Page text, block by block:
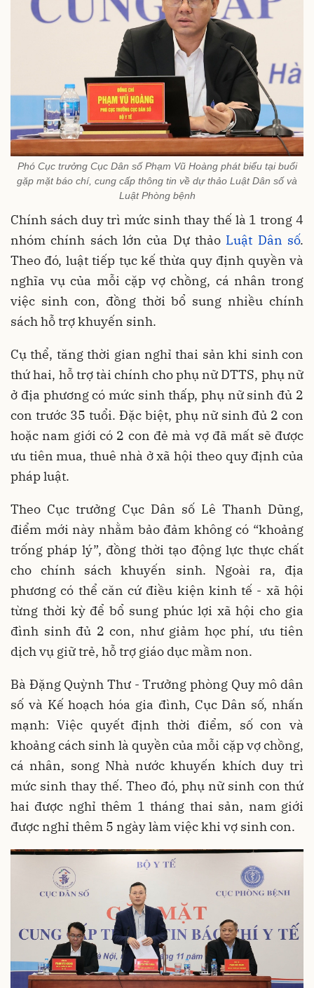
Phó Cục trưởng Cục Dân số Phạm Vũ Hoàng phát biểu tại buổi
gặp mặt báo chí, cung cấp thông tin về dự thảo Luật Dân số và
Luật Phòng bệnh
Chính sách duy trì mức sinh thay thế là 1 trong 4
nhóm chính sách lớn của Dự thảo Luật Dân số.
Theo đó, luật tiếp tục kế thừa quy định quyền và
nghĩa vụ của mỗi cặp vợ chồng, cá nhân trong
việc sinh con, đồng thời bổ sung nhiều chính
sách hỗ trợ khuyến sinh.
Cụ thể, tăng thời gian nghỉ thai sản khi sinh con
thứ hai, hỗ trợ tài chính cho phụ nữ DTTS, phụ nữ
ở địa phương có mức sinh thấp, phụ nữ sinh đủ 2
con trước 35 tuổi. Đặc biệt, phụ nữ sinh đủ 2 con
hoặc nam giới có 2 con đẻ mà vợ đã mất sẽ được
ưu tiên mua, thuê nhà ở xã hội theo quy định của
pháp luật.
Theo Cục trưởng Cục Dân số Lê Thanh Dũng,
điểm mới này nhằm bảo đảm không có “khoảng
trống pháp lý”, đồng thời tạo động lực thực chất
cho chính sách khuyến sinh. Ngoài ra, địa
phương có thể căn cứ điều kiện kinh tế - xã hội
từng thời kỳ để bổ sung phúc lợi xã hội cho gia
đình sinh đủ 2 con, như giảm học phí, ưu tiên
dịch vụ giữ trẻ, hỗ trợ giáo dục mầm non.
Bà Đặng Quỳnh Thư - Trưởng phòng Quy mô dân
số và Kế hoạch hóa gia đình, Cục Dân số, nhấn
mạnh: Việc quyết định thời điểm, số con và
khoảng cách sinh là quyền của mỗi cặp vợ chồng,
cá nhân, song Nhà nước khuyến khích duy trì
mức sinh thay thế. Theo đó, phụ nữ sinh con thứ
hai được nghỉ thêm 1 tháng thai sản, nam giới
được nghỉ thêm 5 ngày làm việc khi vợ sinh con.